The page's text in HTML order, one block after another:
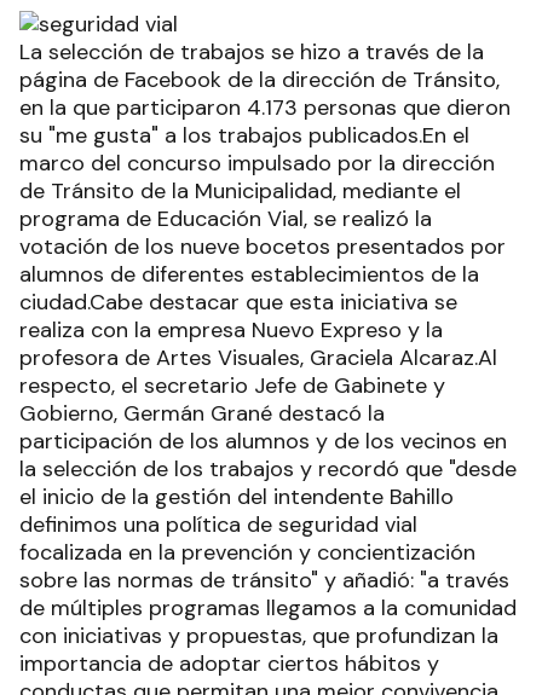
La selección de trabajos se hizo a través de la
página de Facebook de la dirección de Tránsito,
en la que participaron 4.173 personas que dieron
su "me gusta" a los trabajos publicados.En el
marco del concurso impulsado por la dirección
de Tránsito de la Municipalidad, mediante el
programa de Educación Vial, se realizó la
votación de los nueve bocetos presentados por
alumnos de diferentes establecimientos de la
ciudad.Cabe destacar que esta iniciativa se
realiza con la empresa Nuevo Expreso y la
profesora de Artes Visuales, Graciela Alcaraz.Al
respecto, el secretario Jefe de Gabinete y
Gobierno, Germán Grané destacó la
participación de los alumnos y de los vecinos en
la selección de los trabajos y recordó que "desde
el inicio de la gestión del intendente Bahillo
definimos una política de seguridad vial
focalizada en la prevención y concientización
sobre las normas de tránsito" y añadió: "a través
de múltiples programas llegamos a la comunidad
con iniciativas y propuestas, que profundizan la
importancia de adoptar ciertos hábitos y